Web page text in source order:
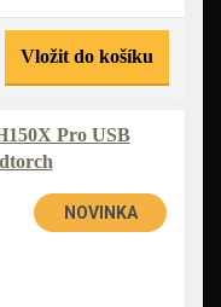
Vložit do košíku
Pro USB
NOVINKA